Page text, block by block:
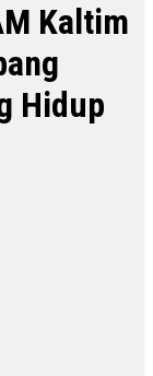
Kaltim
Hidup